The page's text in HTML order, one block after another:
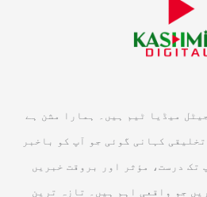
میڈیا ٹیم ہیں۔ ہمارا مشن ہے
کہانی گوئی جو آپ کو باخبر
تک درست، مؤثر اور بروقت خبریں
جو واقعی اہم ہیں۔ تازہ ترین